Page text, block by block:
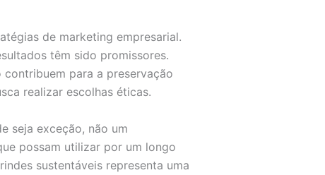
de marketing empresarial.
têm sido promissores.
para a preservação
realizar escolhas éticas.
seja exceção, não um
possam utilizar por um longo
sustentáveis representa uma